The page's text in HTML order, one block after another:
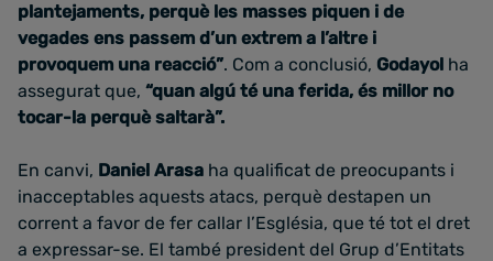
plantejaments, perquè les masses piquen i de
vegades ens passem d’un extrem a l’altre i
provoquem una reacció”. Com a conclusió, Godayol ha
assegurat que, “quan algú té una ferida, és millor no
tocar-la perquè saltarà”.
En canvi, Daniel Arasa ha qualificat de preocupants i
inacceptables aquests atacs, perquè destapen un
corrent a favor de fer callar l’Església, que té tot el dret
a expressar-se. El també president del Grup d’Entitats